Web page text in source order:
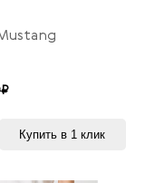
Купить в 1 клик